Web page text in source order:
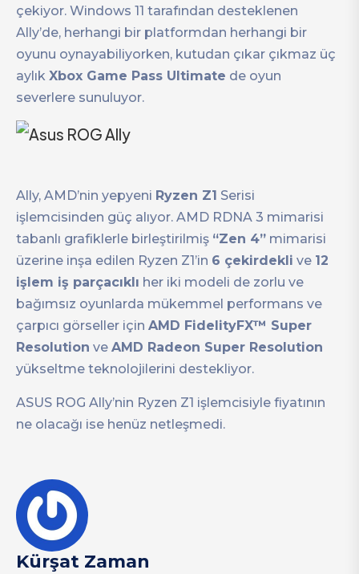
çekiyor. Windows 11 tarafından desteklenen
Ally’de, herhangi bir platformdan herhangi bir
oyunu oynayabiliyorken, kutudan çıkar çıkmaz üç
aylık Xbox Game Pass Ultimate de oyun
severlere sunuluyor.
Ally, AMD’nin yepyeni Ryzen Z1 Serisi
işlemcisinden güç alıyor. AMD RDNA 3 mimarisi
tabanlı grafiklerle birleştirilmiş “Zen 4” mimarisi
üzerine inşa edilen Ryzen Z1’in 6 çekirdekli ve 12
işlem iş parçacıklı her iki modeli de zorlu ve
bağımsız oyunlarda mükemmel performans ve
çarpıcı görseller için AMD FidelityFX™ Super
Resolution ve AMD Radeon Super Resolution
yükseltme teknolojilerini destekliyor.
ASUS ROG Ally’nin Ryzen Z1 işlemcisiyle fiyatının
ne olacağı ise henüz netleşmedi.
Kürşat Zaman